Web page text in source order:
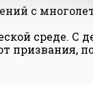
с
среде. С
призвания,